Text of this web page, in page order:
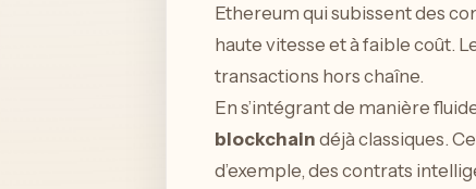
Ethereum qui subissent des
haute vitesse et à faible coût.
transactions hors chaîne.
En s’intégrant de manière
blockchain déjà classiques.
d’exemple, des contrats